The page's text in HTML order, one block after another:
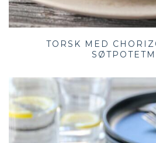
TORSK MED